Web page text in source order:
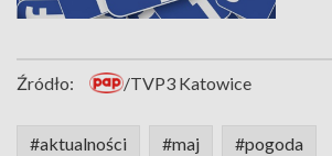
Źródło: /TVP3 Katowice
#aktualności #maj #pogoda